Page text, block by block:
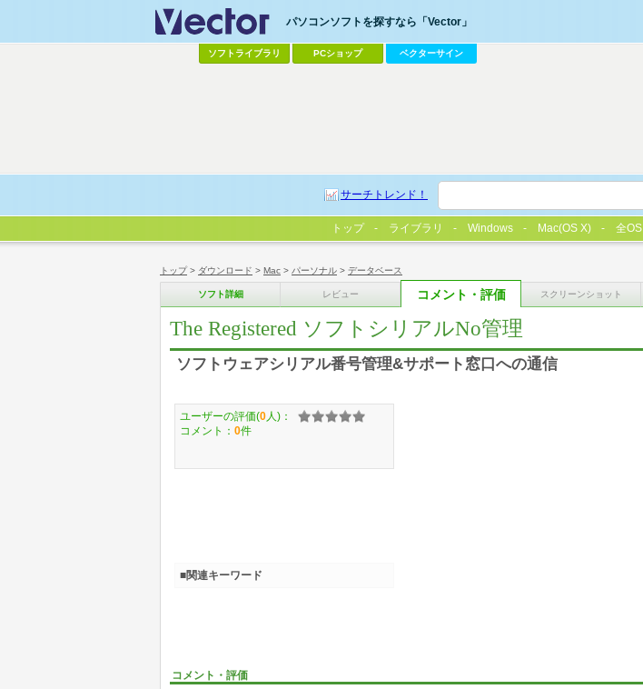
トップ> ダウンロード > Mac > パーソナル > データベース
ソフト詳細 レビュー コメント・評価 スクリーンショット
The Registered ソフトシリアルNo管理
ソフトウェアシリアル番号管理&サポート窓口への通信
コメント・評価
ユーザーの評価(0 人)：
コメント： 0件
■関連キーワード
パソコンソフトを探すなら「Vector」
ソフトライブラリ PCショップ ベクターサイン
サーチトレンド！
トップ ライブラリ Windows Mac(OS X) 全OS